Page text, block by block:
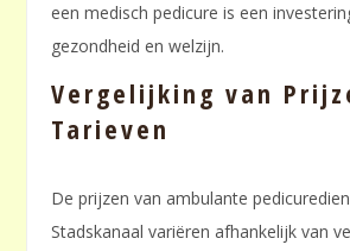
een medisch pedicure is een
gezondheid en welzijn.
Vergelijking van
Tarieven
De prijzen van ambulante
Stadskanaal variëren afhankelijk van